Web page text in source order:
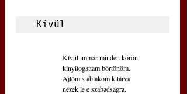
Kívül
Kívül immár minden körön
kinyitogattam börtönöm.
Ajtóm s ablakom kitárva
nézek le e szabadságra.